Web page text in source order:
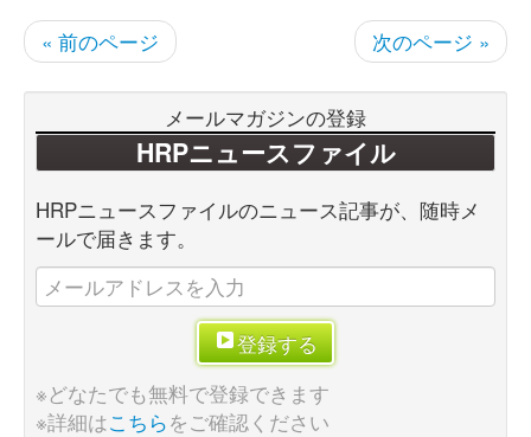
« 前のページ 次のページ »
メールマガジンの登録
HRPニュースファイル
HRPニュースファイルのニュース記事が、随時メ
ールで届きます。
登録する
※どなたでも無料で登録できます
※詳細はこちらをご確認ください